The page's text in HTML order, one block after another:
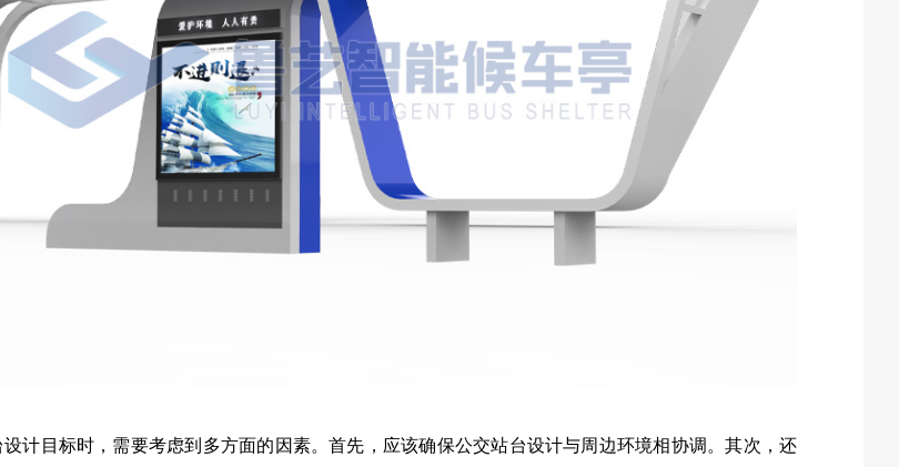
计目标时，需要考虑到多方面的因素。首先，应该确保公交站台设计与周边环境相协调。其次，还